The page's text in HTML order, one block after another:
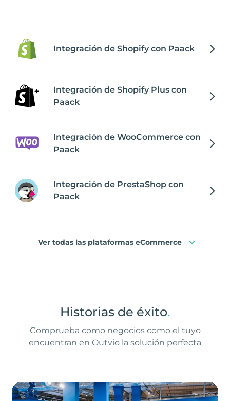
Integración de Shopify con Paack
Integración de Shopify Plus con
Paack
Integración de WooCommerce con
Paack
Integración de PrestaShop con
Paack
Ver todas las plataformas eCommerce
Historias de éxito.
Comprueba como negocios como el tuyo
encuentran en Outvio la solución perfecta